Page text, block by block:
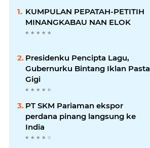
KUMPULAN PEPATAH-PETITIH
MINANGKABAU NAN ELOK
Presidenku Pencipta Lagu,
Gubernurku Bintang Iklan Pasta
Gigi
PT SKM Pariaman ekspor
perdana pinang langsung ke
India